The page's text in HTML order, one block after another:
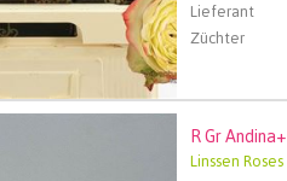
Lieferant
Züchter
R Gr Andina+
Linssen Roses
Sie zuerst ein Abfartdatum.